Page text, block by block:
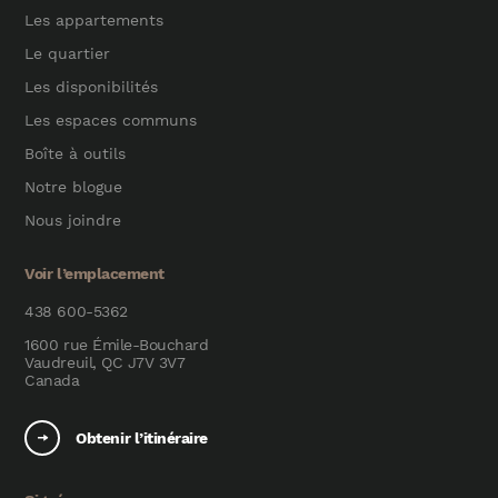
Les appartements
Le quartier
Les disponibilités
Les espaces communs
Boîte à outils
Notre blogue
Nous joindre
Voir l’emplacement
438 600-5362
1600 rue Émile-Bouchard
Vaudreuil, QC J7V 3V7
Canada
Obtenir l’itinéraire